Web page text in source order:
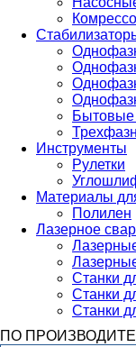
Бытовые
Инструменты
Рулетки
Материалы
Полилен
Лазерное
Станки
Станки
Станки
ПО